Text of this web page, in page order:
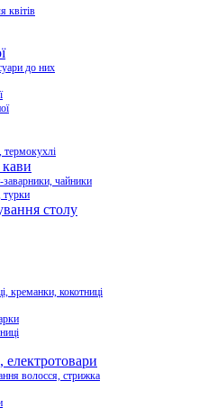
квітів
до них
термокухлі
чайники
турки
столу
креманки, кокотниці
електротовари
волосся, стрижка